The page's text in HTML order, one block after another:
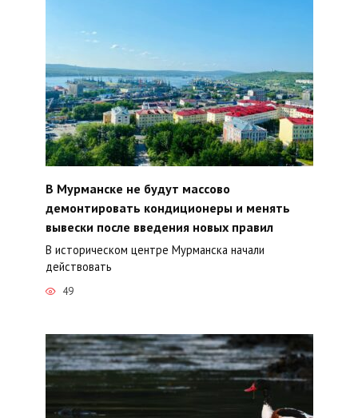
В Мурманске не будут массово
демонтировать кондиционеры и менять
вывески после введения новых правил
В историческом центре Мурманска начали
действовать
49